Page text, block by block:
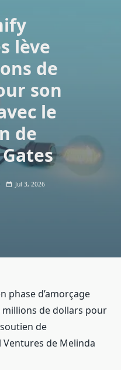
lève
de
son
le
de
Jul 3, 2026
phase d’amorçage
millions de dollars pour
de
de Melinda